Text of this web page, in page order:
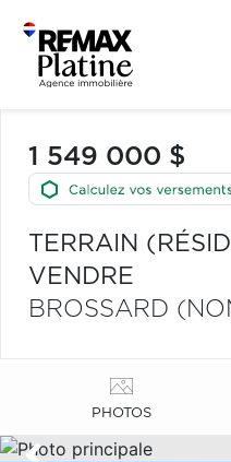
1 549 000 $
TERRAIN
VENDRE
BROSSARD
PHOTOS